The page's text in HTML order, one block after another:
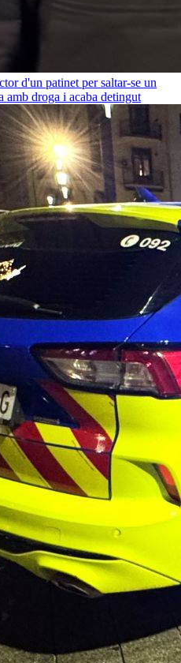
d'un patinet per saltar-se un
amb droga i acaba detingut